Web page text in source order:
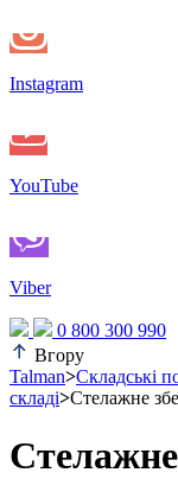
Instagram
YouTube
Viber
0 800 300 990
Вгору
Talman>Складські
складі>Стелажне
Стелажне